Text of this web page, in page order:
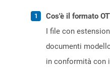
Cos'è il formato
I file con
documenti
in conformità con